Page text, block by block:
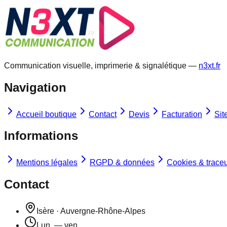
Communication visuelle, imprimerie & signalétique — n3xt.fr
Navigation
Accueil boutique Contact Devis Facturation
Informations
Mentions légales RGPD & données Cookies &
Contact
Isère · Auvergne-Rhône-Alpes